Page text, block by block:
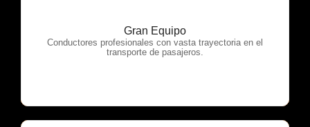
Gran Equipo
Conductores profesionales con vasta trayectoria en el
transporte de pasajeros.
OTP Servicios